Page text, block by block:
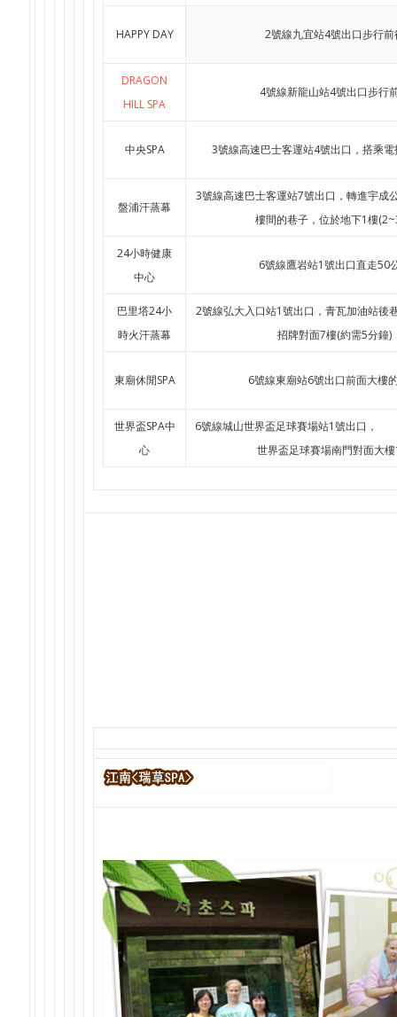
HAPPY DAY 2號線九宜站4號出口步行前
DRAGON
HILL SPA
4號線新龍山站4號出口步行
中央SPA 3號線高速巴士客運站4號出口，搭乘
盤浦汗蒸幕
3號線高速巴士客運站7號出口，轉進宇成
樓間的巷子，位於地下1樓
24小時健康
中心
6號線鷹岩站1號出口直走50
巴里塔24小
時火汗蒸幕
2號線弘大入口站1號出口，青瓦加油站後
招牌對面7樓(約需5分鐘)
東廟休閒SPA 6號線東廟站6號出口前面大樓
世界盃SPA中
心
6號線城山世界盃足球賽場站1號出口，
世界盃足球賽場南門對面大